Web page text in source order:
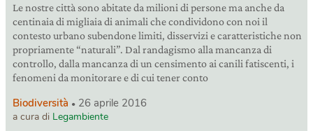
Le nostre città sono abitate da milioni di persone ma anche da
centinaia di migliaia di animali che condividono con noi il
contesto urbano subendone limiti, disservizi e caratteristiche non
propriamente “naturali”. Dal randagismo alla mancanza di
controllo, dalla mancanza di un censimento ai canili fatiscenti, i
fenomeni da monitorare e di cui tener conto
Biodiversità 26 aprile 2016
a cura di Legambiente